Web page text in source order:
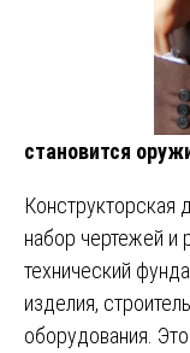
становится
Конструкторская
набор чертежей и
технический
изделия,
оборудования.